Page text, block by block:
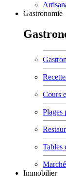
Gastronomie
Cours
Plages
Tables
Immobilier